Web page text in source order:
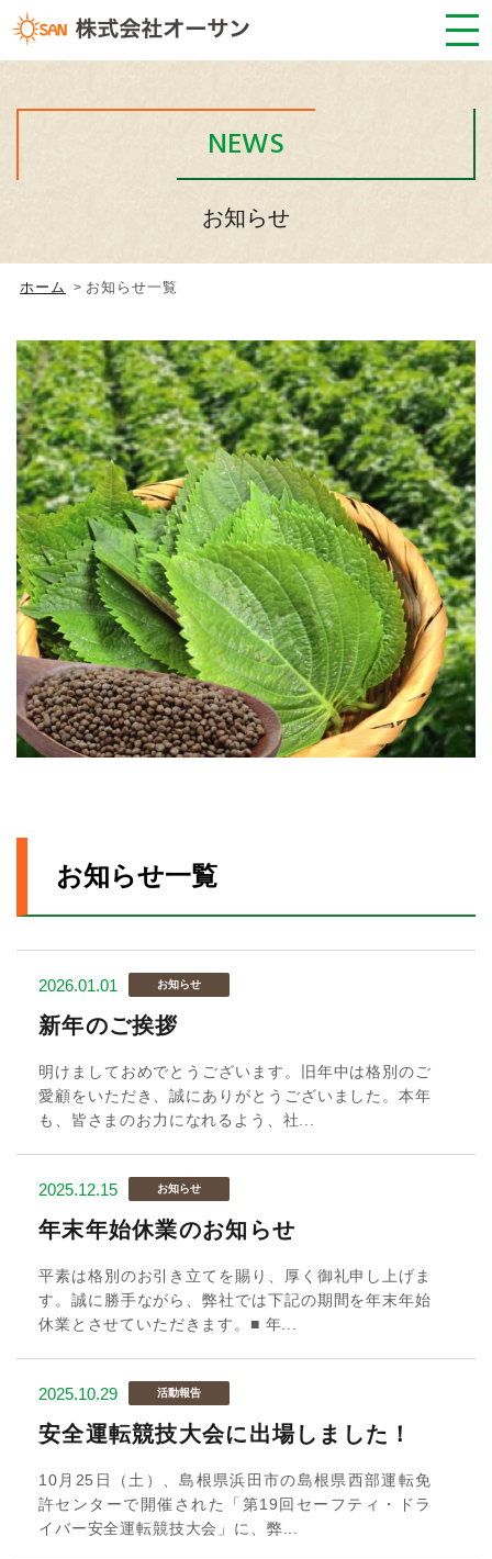
NEWS
お知らせ
ホーム お知らせ一覧
お知らせ一覧
2026.01.01 お知らせ
新年のご挨拶
明けましておめでとうございます。旧年中は格別のご
愛顧をいただき、誠にありがとうございました。本年
も、皆さまのお力になれるよう、社...
2025.12.15 お知らせ
年末年始休業のお知らせ
平素は格別のお引き立てを賜り、厚く御礼申し上げま
す。誠に勝手ながら、弊社では下記の期間を年末年始
休業とさせていただきます。■ 年...
2025.10.29 活動報告
安全運転競技大会に出場しました！
10月25日（土）、島根県浜田市の島根県西部運転免
許センターで開催された「第19回セーフティ・ドラ
イバー安全運転競技大会」に、弊...